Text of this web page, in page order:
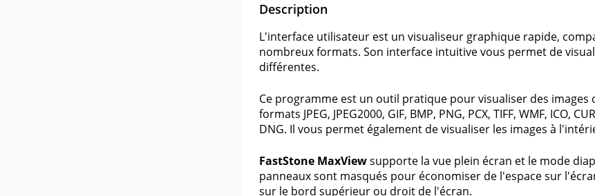
Description
L'interface utilisateur est un visualiseur graphique rapide,
nombreux formats. Son interface intuitive vous permet de
différentes.
Ce programme est un outil pratique pour visualiser des
formats JPEG, JPEG2000, GIF, BMP, PNG, PCX, TIFF, WMF, ICO,
DNG. Il vous permet également de visualiser les images à
FastStone MaxViewsupporte la vue plein écran et le mode
panneaux sont masqués pour économiser de l'espace sur
sur le bord supérieur ou droit de l'écran.